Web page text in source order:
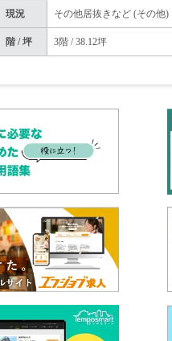
現況 その他居抜きなど (その他)
階 / 坪 3階 / 38.12坪